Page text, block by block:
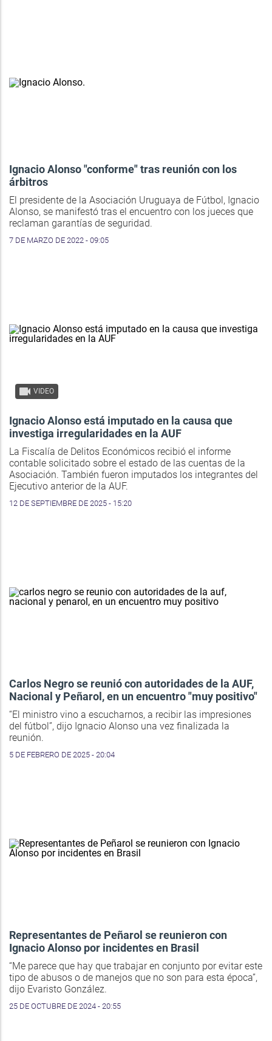
Ignacio Alonso "conforme" tras reunión con los
árbitros
El presidente de la Asociación Uruguaya de Fútbol, Ignacio
Alonso, se manifestó tras el encuentro con los jueces que
reclaman garantías de seguridad.
7 DE MARZO DE 2022 - 09:05
VIDEO
Ignacio Alonso está imputado en la causa que
investiga irregularidades en la AUF
La Fiscalía de Delitos Económicos recibió el informe
contable solicitado sobre el estado de las cuentas de la
Asociación. También fueron imputados los integrantes del
Ejecutivo anterior de la AUF.
12 DE SEPTIEMBRE DE 2025 - 15:20
Carlos Negro se reunió con autoridades de la AUF,
Nacional y Peñarol, en un encuentro "muy positivo"
“El ministro vino a escucharnos, a recibir las impresiones
del fútbol”, dijo Ignacio Alonso una vez finalizada la
reunión.
5 DE FEBRERO DE 2025 - 20:04
Representantes de Peñarol se reunieron con
Ignacio Alonso por incidentes en Brasil
“Me parece que hay que trabajar en conjunto por evitar este
tipo de abusos o de manejos que no son para esta época”,
dijo Evaristo González.
25 DE OCTUBRE DE 2024 - 20:55